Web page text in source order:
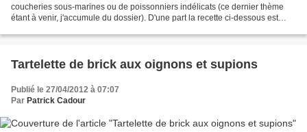
coucheries sous-marines ou de poissonniers indélicats (ce dernier thème
étant à venir, j'accumule du dossier). D'une part la recette ci-dessous est
Tartelette de brick aux oignons et supions
Publié le 27/04/2012 à 07:07
Par Patrick Cadour